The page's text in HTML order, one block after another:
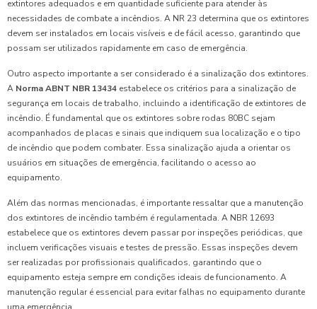
extintores adequados e em quantidade suficiente para atender às
necessidades de combate a incêndios. A NR 23 determina que os extintores
devem ser instalados em locais visíveis e de fácil acesso, garantindo que
possam ser utilizados rapidamente em caso de emergência.
Outro aspecto importante a ser considerado é a sinalização dos extintores.
A Norma ABNT NBR 13434 estabelece os critérios para a sinalização de
segurança em locais de trabalho, incluindo a identificação de extintores de
incêndio. É fundamental que os extintores sobre rodas 80BC sejam
acompanhados de placas e sinais que indiquem sua localização e o tipo
de incêndio que podem combater. Essa sinalização ajuda a orientar os
usuários em situações de emergência, facilitando o acesso ao
equipamento.
Além das normas mencionadas, é importante ressaltar que a manutenção
dos extintores de incêndio também é regulamentada. A NBR 12693
estabelece que os extintores devem passar por inspeções periódicas, que
incluem verificações visuais e testes de pressão. Essas inspeções devem
ser realizadas por profissionais qualificados, garantindo que o
equipamento esteja sempre em condições ideais de funcionamento. A
manutenção regular é essencial para evitar falhas no equipamento durante